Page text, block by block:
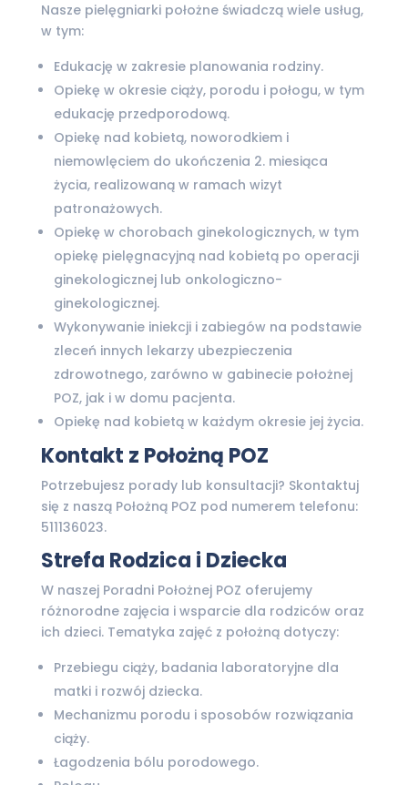
Nasze pielęgniarki położne świadczą wiele usług,
w tym:
Edukację w zakresie planowania rodziny.
Opiekę w okresie ciąży, porodu i połogu, w tym
edukację przedporodową.
Opiekę nad kobietą, noworodkiem i
niemowlęciem do ukończenia 2. miesiąca
życia, realizowaną w ramach wizyt
patronażowych.
Opiekę w chorobach ginekologicznych, w tym
opiekę pielęgnacyjną nad kobietą po operacji
ginekologicznej lub onkologiczno-
ginekologicznej.
Wykonywanie iniekcji i zabiegów na podstawie
zleceń innych lekarzy ubezpieczenia
zdrowotnego, zarówno w gabinecie położnej
POZ, jak i w domu pacjenta.
Opiekę nad kobietą w każdym okresie jej życia.
Kontakt z Położną POZ
Potrzebujesz porady lub konsultacji? Skontaktuj
się z naszą Położną POZ pod numerem telefonu:
511136023.
Strefa Rodzica i Dziecka
W naszej Poradni Położnej POZ oferujemy
różnorodne zajęcia i wsparcie dla rodziców oraz
ich dzieci. Tematyka zajęć z położną dotyczy:
Przebiegu ciąży, badania laboratoryjne dla
matki i rozwój dziecka.
Mechanizmu porodu i sposobów rozwiązania
ciąży.
Łagodzenia bólu porodowego.